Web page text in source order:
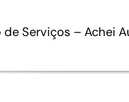
com recursos do
Serviços – Achei